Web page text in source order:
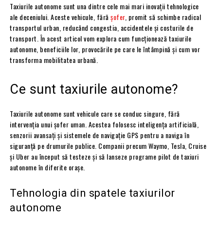
Taxiurile autonome sunt una dintre cele mai mari inovații tehnologice
ale deceniului. Aceste vehicule, fără șofer, promit să schimbe radical
transportul urban, reducând congestia, accidentele și costurile de
transport. În acest articol vom explora cum funcționează taxiurile
autonome, beneficiile lor, provocările pe care le întâmpină și cum vor
transforma mobilitatea urbană.
Ce sunt taxiurile autonome?
Taxiurile autonome sunt vehicule care se conduc singure, fără
intervenția unui șofer uman. Acestea folosesc inteligența artificială,
senzorii avansați și sistemele de navigație GPS pentru a naviga în
siguranță pe drumurile publice. Companii precum Waymo, Tesla, Cruise
și Uber au început să testeze și să lanseze programe pilot de taxiuri
autonome în diferite orașe.
Tehnologia din spatele taxiurilor
autonome